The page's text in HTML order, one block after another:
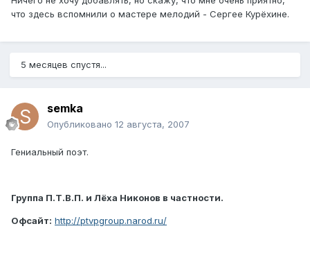
что здесь вспомнили о мастере мелодий - Сергее Курёхине.
5 месяцев спустя...
semka
Опубликовано 12 августа, 2007
Гениальный поэт.
Группа П.Т.В.П. и Лёха Никонов в частности.
Офсайт: http://ptvpgroup.narod.ru/